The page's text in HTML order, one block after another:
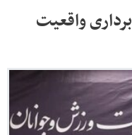
واقعیت